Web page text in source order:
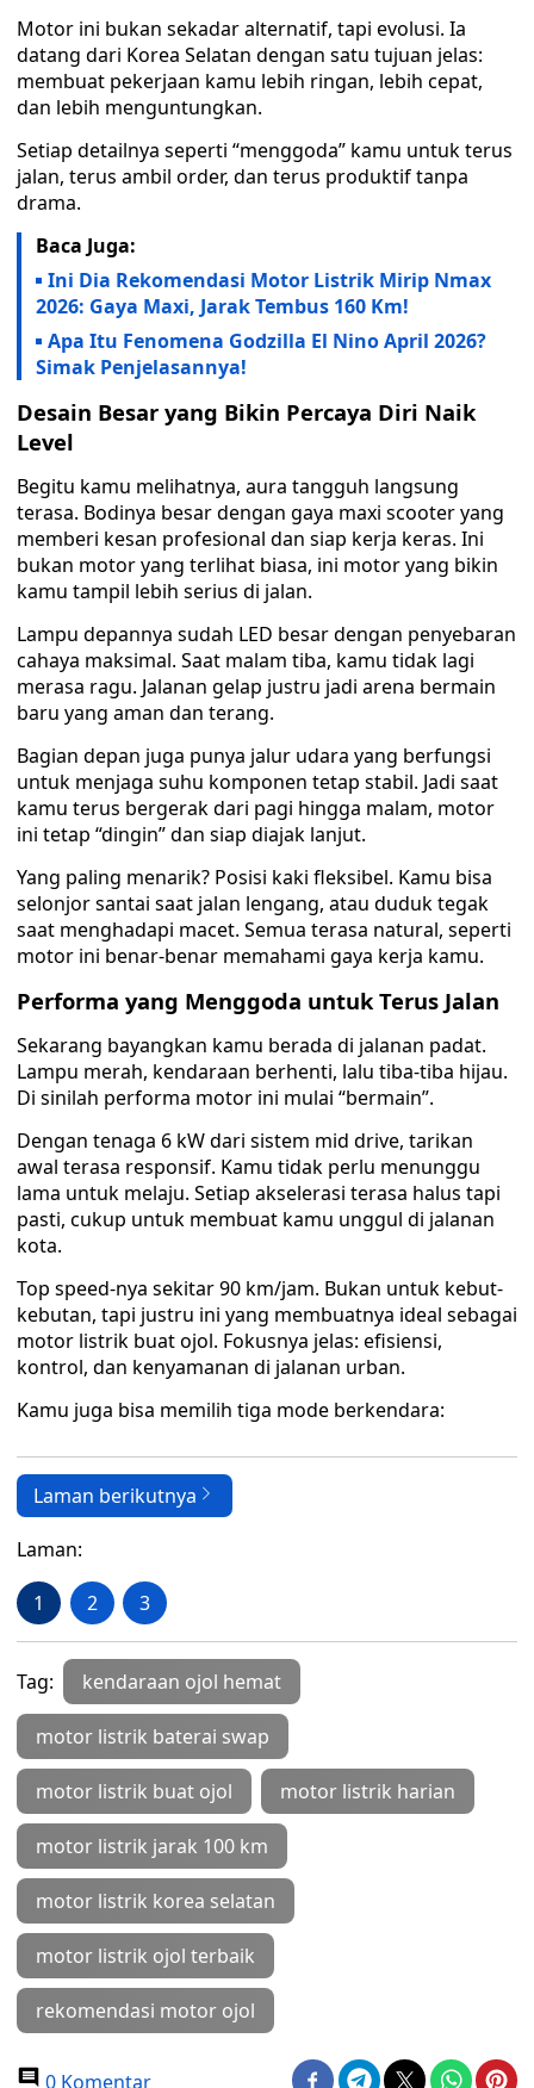
Motor ini bukan sekadar alternatif, tapi evolusi. Ia
datang dari Korea Selatan dengan satu tujuan jelas:
membuat pekerjaan kamu lebih ringan, lebih cepat,
dan lebih menguntungkan.
Setiap detailnya seperti “menggoda” kamu untuk terus
jalan, terus ambil order, dan terus produktif tanpa
drama.
Baca Juga:
Ini Dia Rekomendasi Motor Listrik Mirip Nmax
2026: Gaya Maxi, Jarak Tembus 160 Km!
Apa Itu Fenomena Godzilla El Nino April 2026?
Simak Penjelasannya!
Desain Besar yang Bikin Percaya Diri Naik
Level
Begitu kamu melihatnya, aura tangguh langsung
terasa. Bodinya besar dengan gaya maxi scooter yang
memberi kesan profesional dan siap kerja keras. Ini
bukan motor yang terlihat biasa, ini motor yang bikin
kamu tampil lebih serius di jalan.
Lampu depannya sudah LED besar dengan penyebaran
cahaya maksimal. Saat malam tiba, kamu tidak lagi
merasa ragu. Jalanan gelap justru jadi arena bermain
baru yang aman dan terang.
Bagian depan juga punya jalur udara yang berfungsi
untuk menjaga suhu komponen tetap stabil. Jadi saat
kamu terus bergerak dari pagi hingga malam, motor
ini tetap “dingin” dan siap diajak lanjut.
Yang paling menarik? Posisi kaki fleksibel. Kamu bisa
selonjor santai saat jalan lengang, atau duduk tegak
saat menghadapi macet. Semua terasa natural, seperti
motor ini benar-benar memahami gaya kerja kamu.
Performa yang Menggoda untuk Terus Jalan
Sekarang bayangkan kamu berada di jalanan padat.
Lampu merah, kendaraan berhenti, lalu tiba-tiba hijau.
Di sinilah performa motor ini mulai “bermain”.
Dengan tenaga 6 kW dari sistem mid drive, tarikan
awal terasa responsif. Kamu tidak perlu menunggu
lama untuk melaju. Setiap akselerasi terasa halus tapi
pasti, cukup untuk membuat kamu unggul di jalanan
kota.
Top speed-nya sekitar 90 km/jam. Bukan untuk kebut-
kebutan, tapi justru ini yang membuatnya ideal sebagai
motor listrik buat ojol. Fokusnya jelas: efisiensi,
kontrol, dan kenyamanan di jalanan urban.
Kamu juga bisa memilih tiga mode berkendara:
Laman berikutnya
Laman:
1 2 3
Tag: kendaraan ojol hemat
motor listrik baterai swap
motor listrik buat ojol motor listrik harian
motor listrik jarak 100 km
motor listrik korea selatan
motor listrik ojol terbaik
rekomendasi motor ojol
0 Komentar